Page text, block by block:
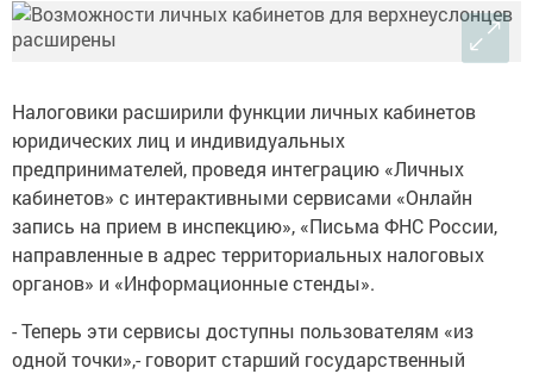
Налоговики расширили функции личных кабинетов
юридических лиц и индивидуальных
предпринимателей, проведя интеграцию «Личных
кабинетов» с интерактивными сервисами «Онлайн
запись на прием в инспекцию», «Письма ФНС России,
направленные в адрес территориальных налоговых
органов» и «Информационные стенды».
- Теперь эти сервисы доступны пользователям «из
одной точки»,- говорит старший государственный